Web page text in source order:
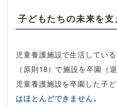
子どもたちの未来を
児童養護施設で生活してい
（原則18）で施設を卒園（
児童養護施設を卒園した子
はほとんどできません。